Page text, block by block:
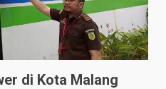
di Kota Malang